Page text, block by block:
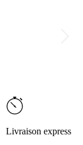
Livraison express